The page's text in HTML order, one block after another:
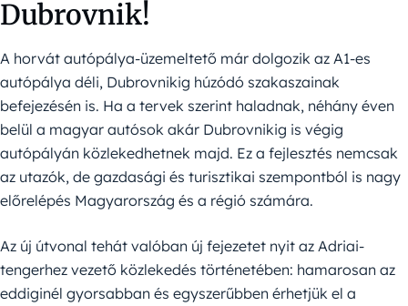
Dubrovnik!
A horvát autópálya-üzemeltető már dolgozik az A1-es
autópálya déli, Dubrovnikig húzódó szakaszainak
befejezésén is. Ha a tervek szerint haladnak, néhány éven
belül a magyar autósok akár Dubrovnikig is végig
autópályán közlekedhetnek majd. Ez a fejlesztés nemcsak
az utazók, de gazdasági és turisztikai szempontból is nagy
előrelépés Magyarország és a régió számára.
Az új útvonal tehát valóban új fejezetet nyit az Adriai-
tengerhez vezető közlekedés történetében: hamarosan az
eddiginél gyorsabban és egyszerűbben érhetjük el a